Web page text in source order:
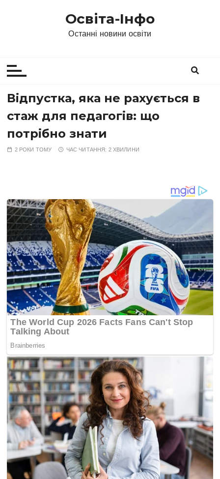
Освіта-Інфо
Останні новини освіти
Відпустка, яка не рахується в
стаж для педагогів: що
потрібно знати
2 РОКИ ТОМУ ЧАС ЧИТАННЯ: 2 ХВИЛИНИ